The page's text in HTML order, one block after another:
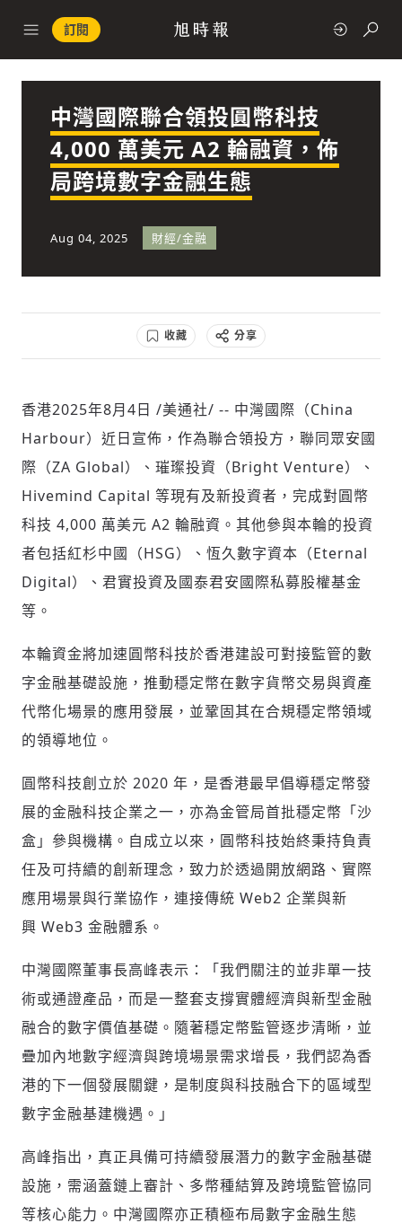
訂閱
快速連結
政治
經濟
科技
社會
人文
登入或註冊
輸入 Email 驗證碼
(十分鐘內有效)
中灣國際聯合領投圓幣科技
4,000 萬美元 A2 輪融資，佈
局跨境數字金融生態
Aug 04, 2025 財經/金融
收藏 分享
香港2025年8月4日 /美通社/ -- 中灣國際（China
Harbour）近日宣佈，作為聯合領投方，聯同眾安國
際（ZA Global）、璀璨投資（Bright Venture）、
Hivemind Capital 等現有及新投資者，完成對圓幣
科技 4,000 萬美元 A2 輪融資。其他參與本輪的投資
者包括紅杉中國（HSG）、恆久數字資本（Eternal
Digital）、君實投資及國泰君安國際私募股權基金
等。
本輪資金將加速圓幣科技於香港建設可對接監管的數
字金融基礎設施，推動穩定幣在數字貨幣交易與資產
代幣化場景的應用發展，並鞏固其在合規穩定幣領域
的領導地位。
圓幣科技創立於 2020 年，是香港最早倡導穩定幣發
展的金融科技企業之一，亦為金管局首批穩定幣「沙
盒」參與機構。自成立以來，圓幣科技始終秉持負責
任及可持續的創新理念，致力於透過開放網路、實際
應用場景與行業協作，連接傳統 Web2 企業與新
興 Web3 金融體系。
中灣國際董事長高峰表示：「我們關注的並非單一技
術或通證產品，而是一整套支撐實體經濟與新型金融
融合的數字價值基礎。隨著穩定幣監管逐步清晰，並
疊加內地數字經濟與跨境場景需求增長，我們認為香
港的下一個發展關鍵，是制度與科技融合下的區域型
數字金融基建機遇。」
高峰指出，真正具備可持續發展潛力的數字金融基礎
設施，需涵蓋鏈上審計、多幣種結算及跨境監管協同
等核心能力。中灣國際亦正積極布局數字金融生態